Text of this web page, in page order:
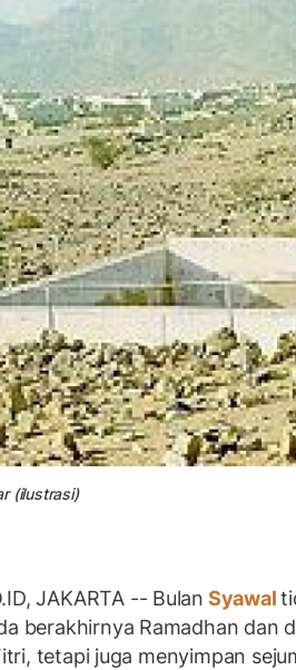
(ilustrasi)
JAKARTA -- Bulan Syawal
berakhirnya Ramadhan dan
tetapi juga menyimpan